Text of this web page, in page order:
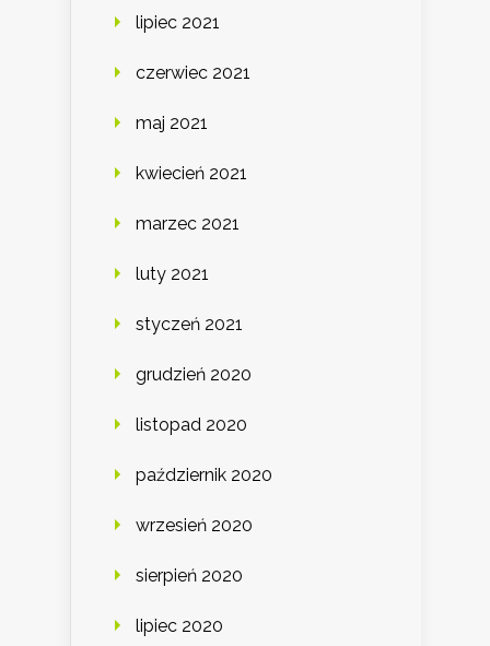
lipiec 2021
czerwiec 2021
maj 2021
kwiecień 2021
marzec 2021
luty 2021
styczeń 2021
grudzień 2020
listopad 2020
październik 2020
wrzesień 2020
sierpień 2020
lipiec 2020